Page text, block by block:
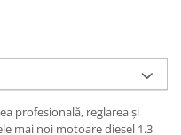
profesională, reglarea și
mai noi motoare diesel 1.3